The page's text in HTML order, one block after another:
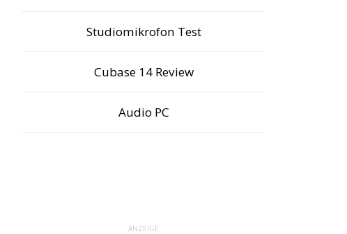
Studiomikrofon Test
Cubase 14 Review
Audio PC
ANZEIGE